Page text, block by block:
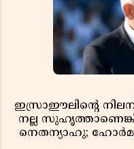
ഇസ്രാഈലിന്റെ
നല്ല
നെതന്യാഹു;